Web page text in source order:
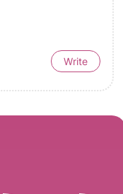
Write